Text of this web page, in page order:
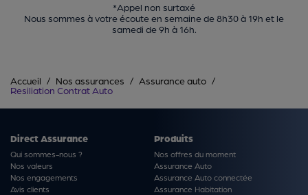
*Appel non surtaxé
Nous sommes à votre écoute en semaine de 8h30 à 19h et le
samedi de 9h à 16h.
Accueil Nos assurances
Assurance auto
Resiliation Contrat Auto
Direct Assurance
Qui sommes-nous ?
Nos valeurs
Nos engagements
Avis clients
Produits
Nos offres du moment
Assurance Auto
Assurance Auto connectée
Assurance Habitation